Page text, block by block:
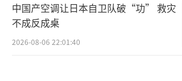
中国产空调让日本自卫队破“功” 救灾
不成反成桌
2026-08-06 22:01:40